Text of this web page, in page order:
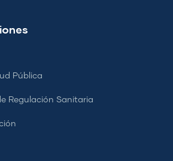
Pública
Regulación Sanitaria